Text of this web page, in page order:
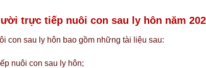
trực tiếp nuôi con sau ly hôn năm
con sau ly hôn bao gồm những tài liệu sau:
nuôi con sau ly hôn;